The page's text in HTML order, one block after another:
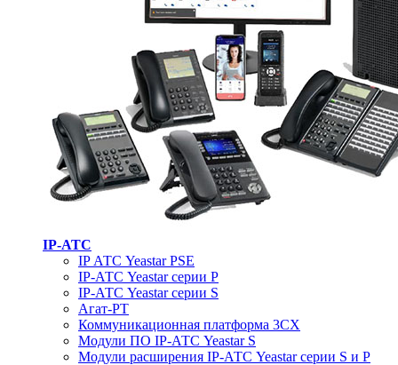
IP-АТС
IP АТС Yeastar PSE
IP-АТС Yeastar серии P
IP-АТС Yeastar серии S
Агат-РТ
Коммуникационная платформа 3CX
Модули ПО IP-АТС Yeastar S
Модули расширения IP-АТС Yeastar серии S и P